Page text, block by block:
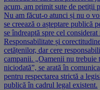
acum, am primit sute de petiții
Nu am făcut-o atunci și nu o
se creează o așteptare publică
se îndreaptă spre cel
Responsabilitate și
cetățenilor, dar cere
campanii. „Oamenii nu trebuie
niciodată”, se arată în
pentru respectarea strictă a
publică în cadrul legal existent.